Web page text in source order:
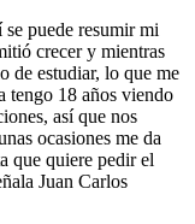
puede resumir mi
crecer y mientras
de estudiar, lo que me
tengo 18 años viendo
así que nos
ocasiones me da
que quiere pedir el
Juan Carlos